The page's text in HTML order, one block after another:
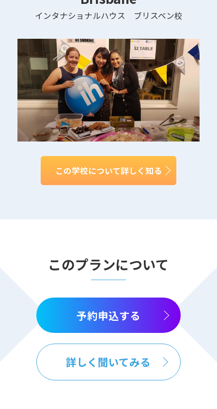
インタナショナルハウス ブリスベン校
この学校について詳しく知る
このプランについて
予約申込する
詳しく聞いてみる